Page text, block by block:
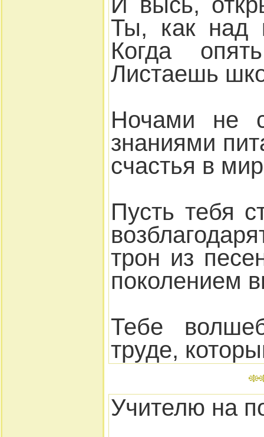
Ты, как над
Когда
Листаешь
Ночами не
знаниями
счастья в
Пусть тебя
трон из
поколением
Тебе
труде,
Учителю на